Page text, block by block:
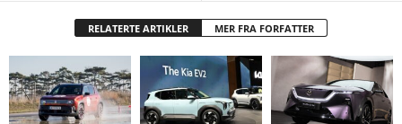
RELATERTE ARTIKLER MER FRA FORFATTER